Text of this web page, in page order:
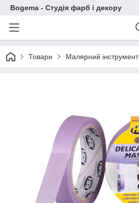
Bogema - Студія фарб і декору
Товари Малярний інструмент